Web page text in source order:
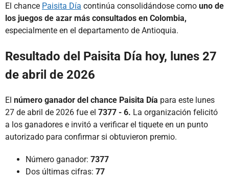
El chance Paisita Día continúa consolidándose como uno de
los juegos de azar más consultados en Colombia,
especialmente en el departamento de Antioquia.
Resultado del Paisita Día hoy, lunes 27
de abril de 2026
El número ganador del chance Paisita Día para este lunes
27 de abril de 2026 fue el 7377 - 6. La organización felicitó
a los ganadores e invitó a verificar el tiquete en un punto
autorizado para confirmar si obtuvieron premio.
Número ganador: 7377
Dos últimas cifras: 77